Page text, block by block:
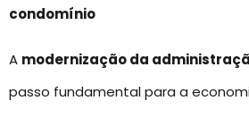
condomínio
A modernização da
passo fundamental para a